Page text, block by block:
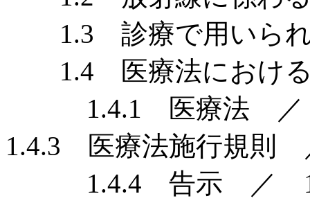
1.3 診療で用いられ
1.4 医療法における
1.4.1 医療法 ／
1.4.3 医療法施行規則
1.4.4 告示 ／